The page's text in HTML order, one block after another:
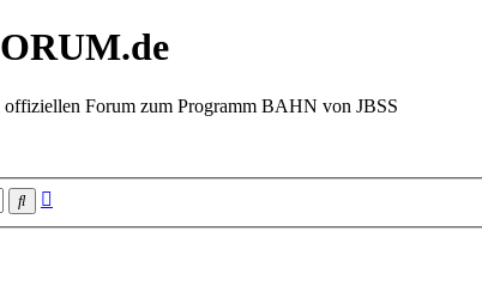
Forum zum Programm BAHN von JBSS
Suche